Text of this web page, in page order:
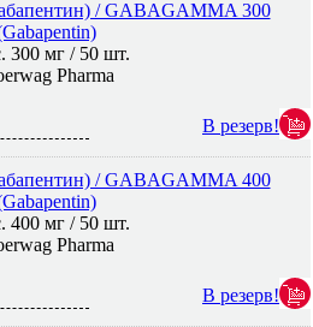
/ GABAGAMMA 300
300 мг / 50 шт.
Pharma
В резерв!
/ GABAGAMMA 400
400 мг / 50 шт.
Pharma
В резерв!